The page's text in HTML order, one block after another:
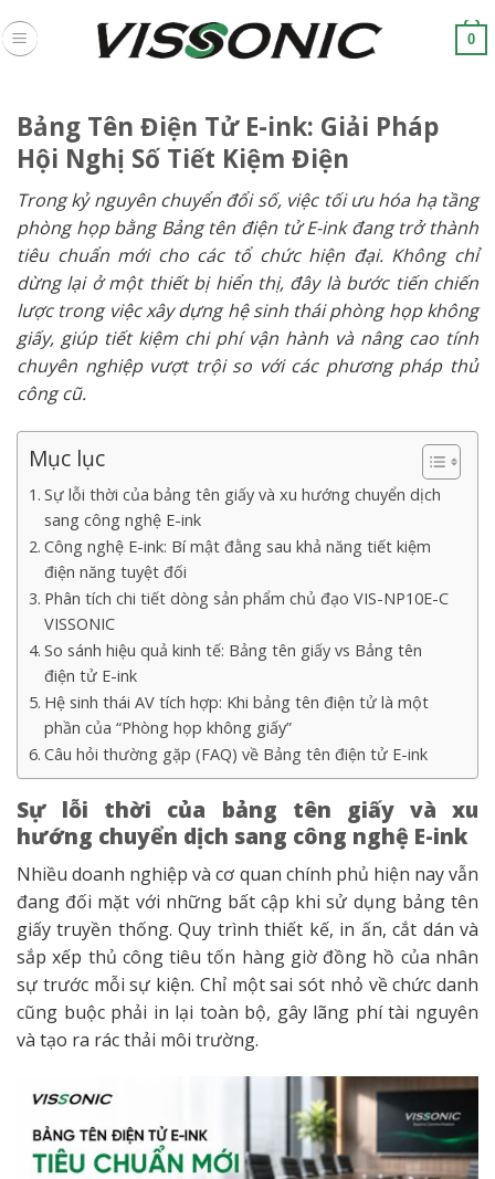
to
0
Bảng Tên Điện Tử E-ink: Giải Pháp
Hội Nghị Số Tiết Kiệm Điện
Trong kỷ nguyên chuyển đổi số, việc tối ưu hóa hạ tầng
phòng họp bằng Bảng tên điện tử E-ink đang trở thành
tiêu chuẩn mới cho các tổ chức hiện đại. Không chỉ
dừng lại ở một thiết bị hiển thị, đây là bước tiến chiến
lược trong việc xây dựng hệ sinh thái phòng họp không
giấy, giúp tiết kiệm chi phí vận hành và nâng cao tính
chuyên nghiệp vượt trội so với các phương pháp thủ
công cũ.
Mục lục
Sự lỗi thời của bảng tên giấy và xu hướng chuyển dịch
sang công nghệ E-ink
Công nghệ E-ink: Bí mật đằng sau khả năng tiết kiệm
điện năng tuyệt đối
Phân tích chi tiết dòng sản phẩm chủ đạo VIS-NP10E-C
VISSONIC
So sánh hiệu quả kinh tế: Bảng tên giấy vs Bảng tên
điện tử E-ink
Hệ sinh thái AV tích hợp: Khi bảng tên điện tử là một
phần của “Phòng họp không giấy”
Câu hỏi thường gặp (FAQ) về Bảng tên điện tử E-ink
Sự lỗi thời của bảng tên giấy và xu
hướng chuyển dịch sang công nghệ E-ink
Nhiều doanh nghiệp và cơ quan chính phủ hiện nay vẫn
đang đối mặt với những bất cập khi sử dụng bảng tên
giấy truyền thống. Quy trình thiết kế, in ấn, cắt dán và
sắp xếp thủ công tiêu tốn hàng giờ đồng hồ của nhân
sự trước mỗi sự kiện. Chỉ một sai sót nhỏ về chức danh
cũng buộc phải in lại toàn bộ, gây lãng phí tài nguyên
và tạo ra rác thải môi trường.